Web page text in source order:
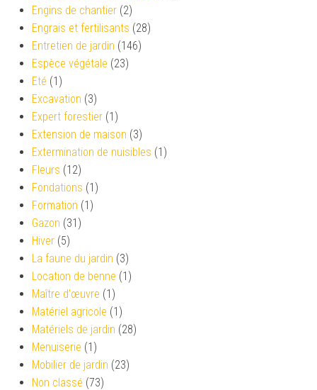
Engins de chantier (2)
Engrais et fertilisants (28)
Entretien de jardin (146)
Espèce végétale (23)
Eté (1)
Excavation (3)
Expert forestier (1)
Extension de maison (3)
Extermination de nuisibles (1)
Fleurs (12)
Fondations (1)
Formation (1)
Gazon (31)
Hiver (5)
La faune du jardin (3)
Location de benne (1)
Maître d'œuvre (1)
Matériel agricole (1)
Matériels de jardin (28)
Menuiserie (1)
Mobilier de jardin (23)
Non classé (73)